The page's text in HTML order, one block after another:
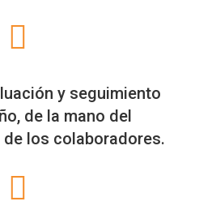
y seguimiento
de la mano del
los colaboradores.